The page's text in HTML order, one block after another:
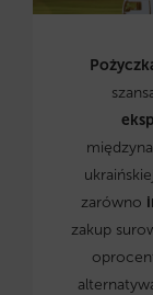
zarówno
zakup